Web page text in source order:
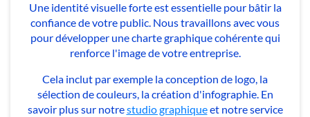
Une identité visuelle forte est essentielle pour bâtir la
confiance de votre public. Nous travaillons avec vous
pour développer une charte graphique cohérente qui
renforce l'image de votre entreprise.
Cela inclut par exemple la conception de logo, la
sélection de couleurs, la création d'infographie. En
savoir plus sur notrestudio graphiqueet notre service